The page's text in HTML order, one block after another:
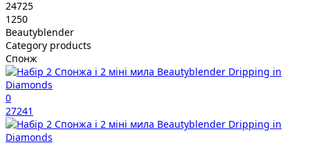
24725
1250
Beautyblender
Category products
Спонж
0
27241